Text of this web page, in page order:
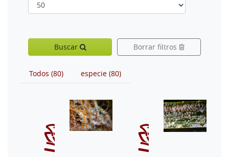
Buscar Borrar filtros
Todos (80) especie (80)